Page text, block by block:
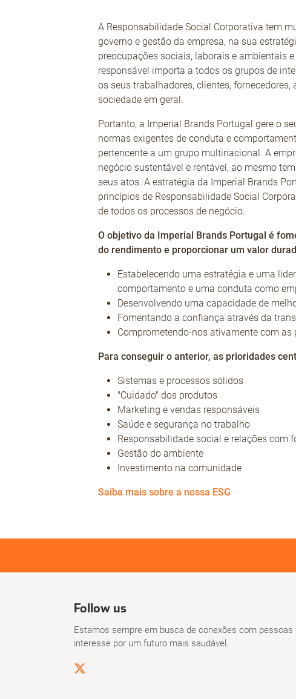
A Responsabilidade Social Corporativa tem
governo e gestão da empresa, na sua
preocupações sociais, laborais e ambientais
responsável importa a todos os grupos de
os seus trabalhadores, clientes,
sociedade em geral.
Portanto, a Imperial Brands Portugal gere o
normas exigentes de conduta e
pertencente a um grupo multinacional. A
negócio sustentável e rentável, ao mesmo
seus atos. A estratégia da Imperial Brands
princípios de Responsabilidade Social
de todos os processos de negócio.
O objetivo da Imperial Brands Portugal é
do rendimento e proporcionar um valor
Estabelecendo uma estratégia e uma
comportamento e uma conduta como
Desenvolvendo uma capacidade de
Fomentando a confiança através da
Comprometendo-nos ativamente com
Para conseguir o anterior, as prioridades
Sistemas e processos sólidos
"Cuidado" dos produtos
Marketing e vendas responsáveis
Saúde e segurança no trabalho
Responsabilidade social e relações com
Gestão do ambiente
Investimento na comunidade
Saiba mais sobre a nossa ESG
Follow us
Estamos sempre em busca de conexões com
interesse por um futuro mais saudável.